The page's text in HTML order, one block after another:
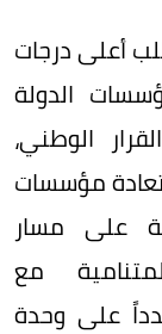
أعلى درجات
الدولة
الوطني،
مؤسسات
على مسار
مع
على وحدة